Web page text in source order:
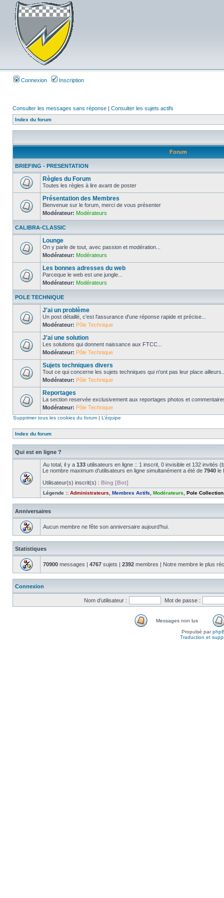
Connexion Inscription
Consulter les messages sans réponse | Consulter les sujets actifs
Index du forum
Forum
BRIEFING - PRESENTATION
Règles du Forum
Toutes les règles à lire avant de poster
Présentation des Membres
Bienvenue sur le forum, merci de vous présenter
Modérateur: Modérateurs
CALIBRA-CLASSIC
Lounge
On y parle de tout, avec passion et modération...
Modérateur: Modérateurs
Les bonnes adresses du web
Parceque le web est une jungle...
Modérateur: Modérateurs
POLE TECHNIQUE
J'ai un problème
Un post détaillé, c'est l'assurance d'une réponse rapide et précise...
Modérateur: Pôle Technique
J'ai une solution
Les solutions qui donnent naissance aux FTCC...
Modérateur: Pôle Technique
Sujets techniques divers
Tout ce qui concerne les sujets techniques qui n'ont pas leur place
Modérateur: Pôle Technique
Reportages
La section reservée exclusivement aux reportages photos et
Modérateur: Pôle Technique
Supprimer tous les cookies du forum | L’équipe
Index du forum
Qui est en ligne ?
Au total, il y a 133 utilisateurs en ligne :: 1 inscrit, 0 invisible et 132 invités
Le nombre maximum d’utilisateurs en ligne simultanément a été de 7940 le
Utilisateur(s) inscrit(s) : Bing [Bot]
Légende :: Administrateurs Membres Actifs Modérateurs Pole Collection
Anniversaires
Aucun membre ne fête son anniversaire aujourd’hui.
Statistiques
70900 messages | 4767 sujets | 2392 membres | Notre membre le plus
Connexion
Nom d’utilisateur : Mot de passe :
Messages non lus
Propulsé par
Traduction et